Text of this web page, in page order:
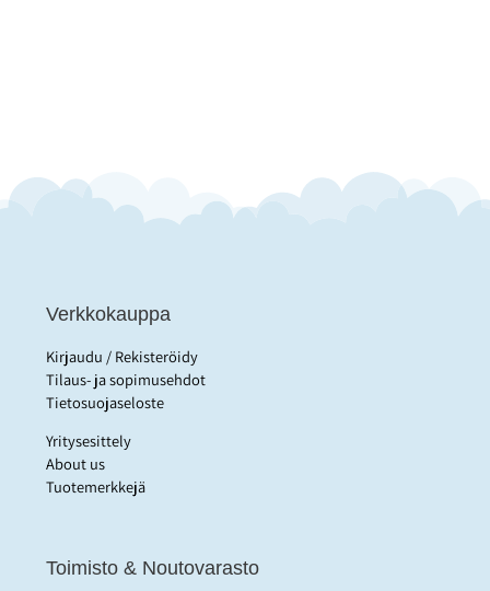
Verkkokauppa
Kirjaudu / Rekisteröidy
Tilaus- ja sopimusehdot
Tietosuojaseloste
Yritysesittely
About us
Tuotemerkkejä
Toimisto & Noutovarasto